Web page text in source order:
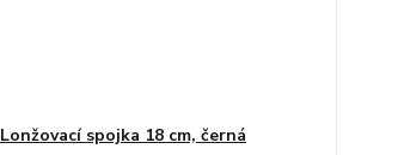
Lonžovací spojka 18 cm, černá